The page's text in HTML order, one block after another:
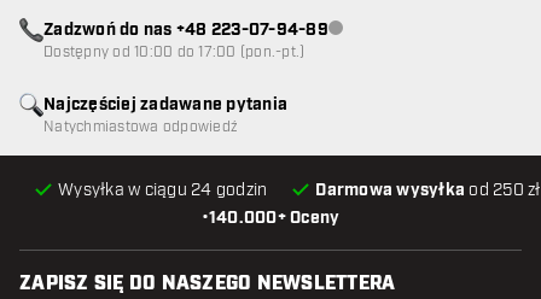
•140.000+ Oceny
Wysyłka w ciągu 24 godzin Darmowa wysyłka od 250
Najczęściej zadawane pytania
Natychmiastowa odpowiedź
Zadzwoń do nas +48 223-07-94-89Obsługa klienta niedostępna
Dostępny od 10:00 do 17:00 (pon.-pt.)
ZAPISZ SIĘ DO NASZEGO NEWSLETTERA